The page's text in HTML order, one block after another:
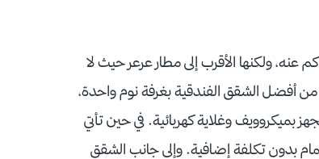
ربما تكون هذه الشقق أبعد قليلًا عن مركز المدينة حيث تقع على بعد 9 كم عنه، ولكنها الأقرب إلى مطار عرعر حيث لا
ستجدون هنا مجموعة من أفضل الشقق الفندقية بغرفة نوم واحدة،
وغلاية كهربائية. في حين تأتي
بدون تكلفة إضافية. وإلى جانب الشقق